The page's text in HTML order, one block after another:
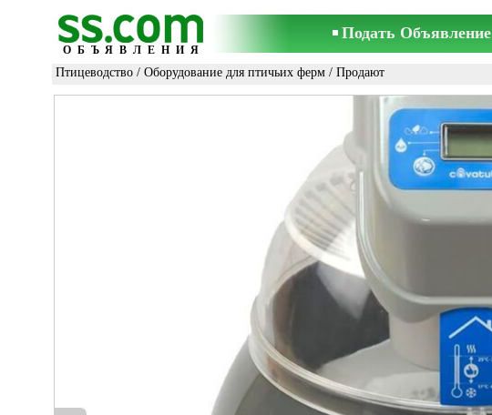
ОБЪЯВЛЕНИЯ
Подать Объявление
Птицеводство / Оборудование для птичьих ферм / Продают